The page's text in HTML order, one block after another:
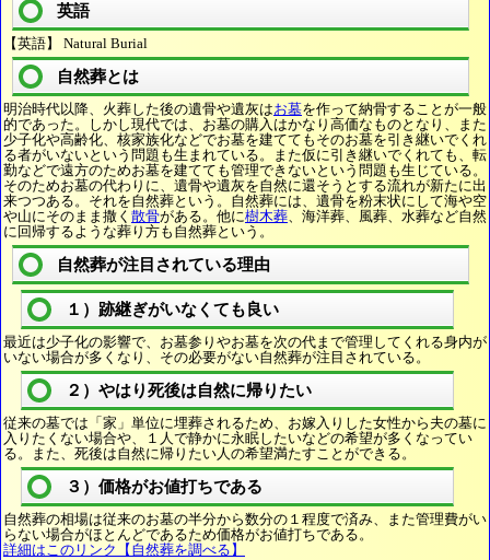
英語
【英語】 Natural Burial
自然葬とは
明治時代以降、火葬した後の遺骨や遺灰はお墓を作って納骨することが一般
的であった。しかし現代では、お墓の購入はかなり高価なものとなり、また
少子化や高齢化、核家族化などでお墓を建ててもそのお墓を引き継いでくれ
る者がいないという問題も生まれている。また仮に引き継いでくれても、転
勤などで遠方のためお墓を建てても管理できないという問題も生じている。
そのためお墓の代わりに、遺骨や遺灰を自然に還そうとする流れが新たに出
来つつある。それを自然葬という。自然葬には、遺骨を粉末状にして海や空
や山にそのまま撒く 散骨がある。他に樹木葬、海洋葬、風葬、水葬など自然
に回帰するような葬り方も自然葬という。
自然葬が注目されている理由
１）跡継ぎがいなくても良い
最近は少子化の影響で、お墓参りやお墓を次の代まで管理してくれる身内が
いない場合が多くなり、その必要がない自然葬が注目されている。
２）やはり死後は自然に帰りたい
従来の墓では「家」単位に埋葬されるため、お嫁入りした女性から夫の墓に
入りたくない場合や、１人で静かに永眠したいなどの希望が多くなってい
る。また、死後は自然に帰りたい人の希望満たすことができる。
３）価格がお値打ちである
自然葬の相場は従来のお墓の半分から数分の１程度で済み、また管理費がい
らない場合がほとんどであるため価格がお値打ちである。
詳細はこのリンク【自然葬を調べる】